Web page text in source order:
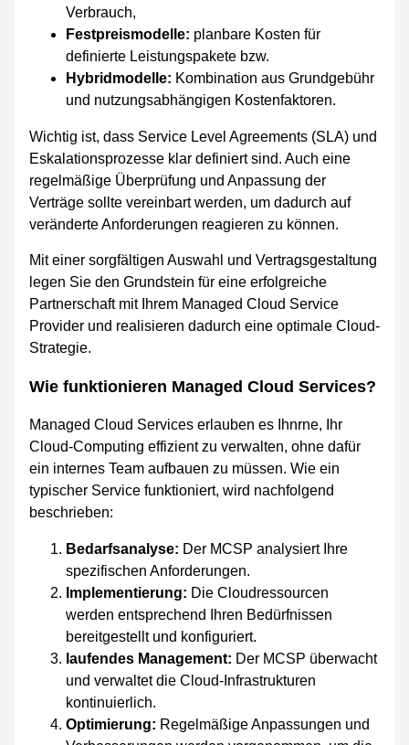
Verbrauch,
Festpreismodelle: planbare Kosten für
definierte Leistungspakete bzw.
Hybridmodelle: Kombination aus Grundgebühr
und nutzungsabhängigen Kostenfaktoren.
Wichtig ist, dass Service Level Agreements (SLA) und
Eskalationsprozesse klar definiert sind. Auch eine
regelmäßige Überprüfung und Anpassung der
Verträge sollte vereinbart werden, um dadurch auf
veränderte Anforderungen reagieren zu können.
Mit einer sorgfältigen Auswahl und Vertragsgestaltung
legen Sie den Grundstein für eine erfolgreiche
Partnerschaft mit Ihrem Managed Cloud Service
Provider und realisieren dadurch eine optimale Cloud-
Strategie.
Wie funktionieren Managed Cloud Services?
Managed Cloud Services erlauben es Ihnrne, Ihr
Cloud-Computing effizient zu verwalten, ohne dafür
ein internes Team aufbauen zu müssen. Wie ein
typischer Service funktioniert, wird nachfolgend
beschrieben:
Bedarfsanalyse: Der MCSP analysiert Ihre
spezifischen Anforderungen.
Implementierung: Die Cloudressourcen
werden entsprechend Ihren Bedürfnissen
bereitgestellt und konfiguriert.
laufendes Management: Der MCSP überwacht
und verwaltet die Cloud-Infrastrukturen
kontinuierlich.
Optimierung: Regelmäßige Anpassungen und